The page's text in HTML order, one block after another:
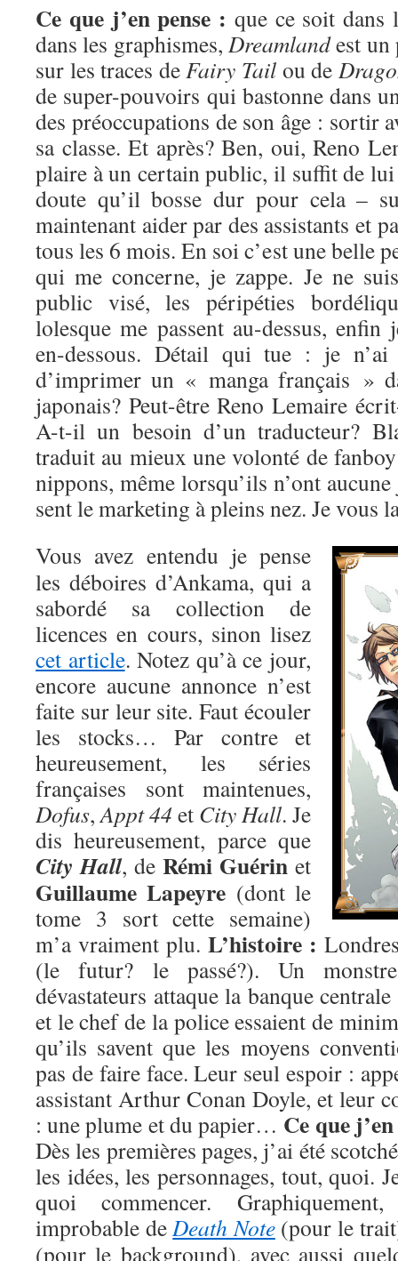
Ce que j’en pense : que ce soit dans
dans les graphismes, Dreamlandest un
sur les traces deFairy Tail ou de
de super-pouvoirs qui bastonne dans
des préoccupations de son âge : sortir
sa classe. Et après? Ben, oui, Reno
plaire à un certain public, il suffit de lui
doute qu’il bosse dur pour cela –
maintenant aider par des assistants et
tous les 6 mois. En soi c’est une belle
qui me concerne, je zappe. Je ne
public visé, les péripéties
lolesque me passent au-dessus,
en-dessous. Détail qui tue : je n’ai
d’imprimer un « manga français »
japonais? Peut-être Reno Lemaire
A-t-il un besoin d’un traducteur?
traduit au mieux une volonté de
nippons, même lorsqu’ils n’ont
sent le marketing à pleins nez. Je vous
Vous avez entendu je pense
les déboires d’Ankama, qui a
sabordé sa collection de
licences en cours, sinon lisez
cet article. Notez qu’à ce jour,
encore aucune annonce n’est
faite sur leur site. Faut écouler
les stocks… Par contre et
heureusement, les séries
françaises sont maintenues,
Dofus,Appt 44 et City Hall. Je
dis heureusement, parce que
City Hall, de Rémi Guérin et
Guillaume Lapeyre (dont le
tome 3 sort cette semaine)
m’a vraiment plu. L’histoire :
(le futur? le passé?). Un
dévastateurs attaque la banque
et le chef de la police essaient de
qu’ils savent que les moyens
pas de faire face. Leur seul espoir :
assistant Arthur Conan Doyle, et leur
: une plume et du papier… Ce que
Dès les premières pages, j’ai été
les idées, les personnages, tout, quoi.
quoi commencer.
improbable deDeath Note(pour le
(pour le background), avec aussi